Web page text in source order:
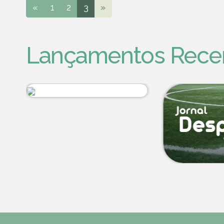
« 1 2 3 »
Lançamentos